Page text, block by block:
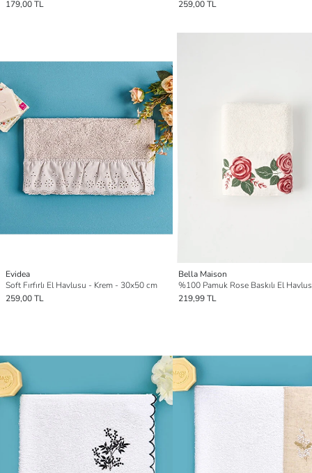
179,00 TL 259,00 TL
Evidea
Soft Fırfırlı El Havlusu - Krem - 30x50 cm
259,00 TL
Bella Maison
219,99 TL